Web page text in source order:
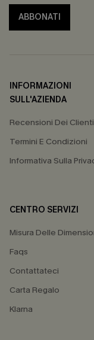
ABBONATI
INFORMAZIONI
SULL'AZIENDA
Recensioni Dei Clienti
Termini E Condizioni
Informativa Sulla
CENTRO SERVIZI
Misura Delle
Faqs
Contattateci
Carta Regalo
Klarna